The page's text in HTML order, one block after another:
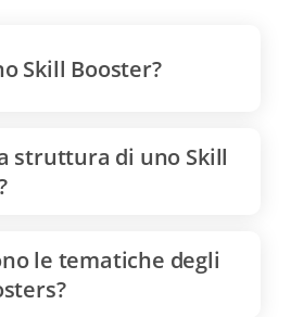
Skill Booster?
struttura di uno Skill
le tematiche degli